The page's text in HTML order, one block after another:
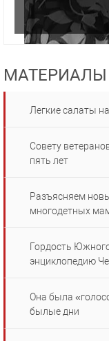
МАТЕРИАЛЫ
Легкие салаты
Совету
пять лет
Разъясняем
многодетных
Гордость
энциклопедию
Она была
былые дни